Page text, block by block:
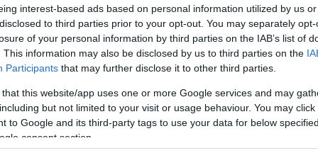
interest-based ads based on personal information utilized by us
to third parties prior to your opt-out. You may separately
of your personal information by third parties on the IAB’s list of
This information may also be disclosed by us to third parties on the
Participants that may further disclose it to other third parties.
that this website/app uses one or more Google services and may
but not limited to your visit or usage behaviour. You may
to Google and its third-party tags to use your data for below
consent section.
működött volna ott.
egy budakeszi tűzben pénteken
sporthotelként működő épületben ütött ki péntek